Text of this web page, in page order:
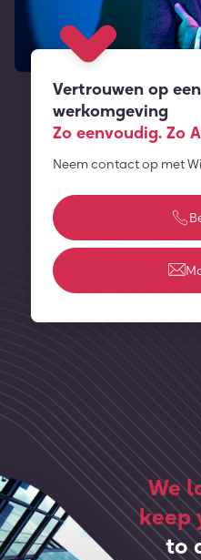
Vertrouwen op
werkomgeving
Zo eenvoudig. Zo
Neem contact op met
We
keep
to